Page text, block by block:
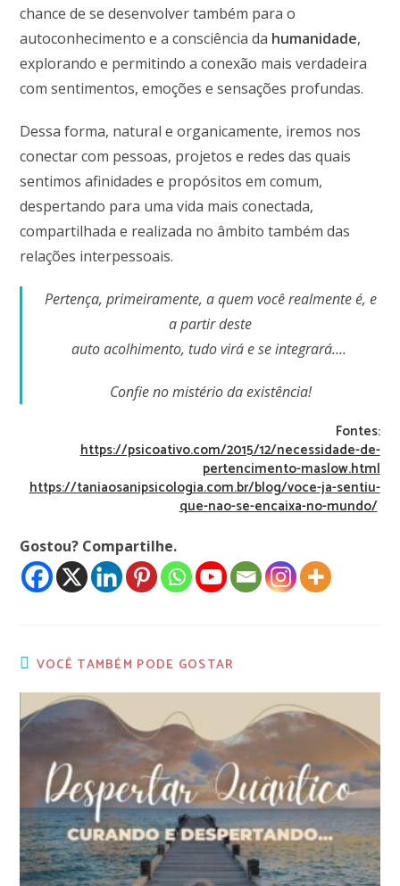
chance de se desenvolver também para o
autoconhecimento e a consciência da humanidade,
explorando e permitindo a conexão mais verdadeira
com sentimentos, emoções e sensações profundas.
Dessa forma, natural e organicamente, iremos nos
conectar com pessoas, projetos e redes das quais
sentimos afinidades e propósitos em comum,
despertando para uma vida mais conectada,
compartilhada e realizada no âmbito também das
relações interpessoais.
Pertença, primeiramente, a quem você realmente é, e
a partir deste
auto acolhimento, tudo virá e se integrará….
Confie no mistério da existência!
Fontes:
https://psicoativo.com/2015/12/necessidade-de-
pertencimento-maslow.html
https://taniaosanipsicologia.com.br/blog/voce-ja-sentiu-
que-nao-se-encaixa-no-mundo/
Gostou? Compartilhe.
VOCÊ TAMBÉM PODE GOSTAR